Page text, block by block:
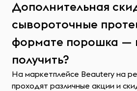
Дополнительная
сывороточные
формате порошка —
получить?
На маркетплейсе Beautery на
проходят различные акции и